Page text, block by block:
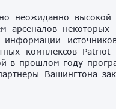
неожиданно высокой
арсеналов
комплексов
в прошлом году
Вашингтона